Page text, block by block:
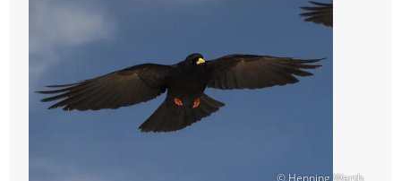
© Henning Werth